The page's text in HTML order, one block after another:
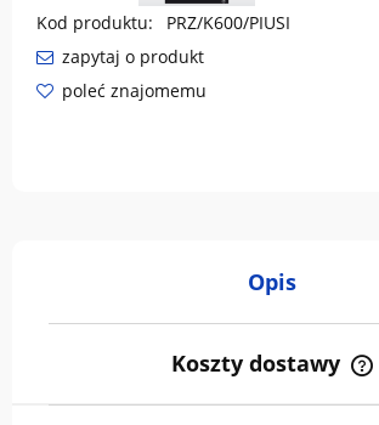
Kod produktu:
PRZ/K600/PIUSI
zapytaj o produkt
poleć znajomemu
Opis
Koszty dostawy
Cena nie zawiera ewentualnych